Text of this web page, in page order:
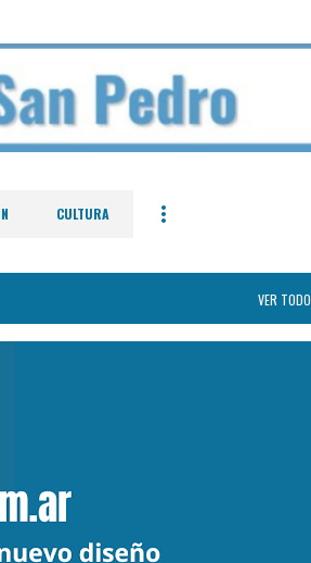
CULTURA
VER TODO